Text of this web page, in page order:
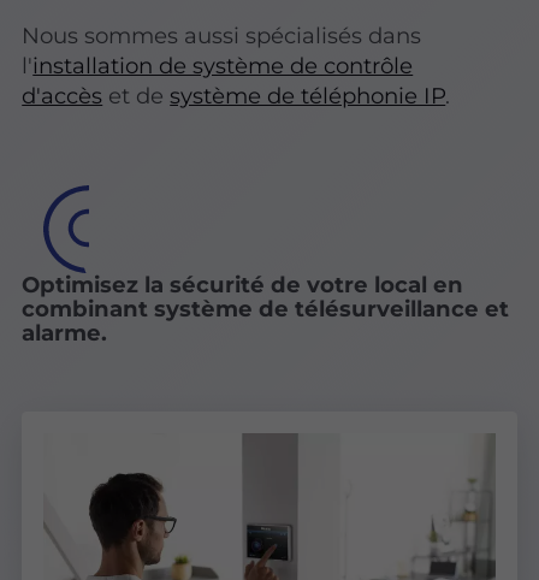
Nous sommes aussi spécialisés dans
l'installation de système de contrôle
d'accès et desystème de téléphonie IP.
Optimisez la sécurité de votre local en
combinant système de télésurveillance et
alarme.